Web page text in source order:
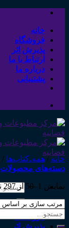
Skip
contentخانه
فروشگاه
پذیرش اثر
ارتباط با ما
درباره ما
پشتیبانی
جستجو
خانه
فروشگاه
پذیرش اثر
خانه / همه‌ـ‌کتاب‌ها /
دسته‌های محصولات
نمایش 1–50 از 297 نتیجه
جستجو